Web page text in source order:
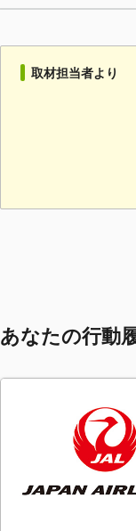
取材担当者より
あなたの行動